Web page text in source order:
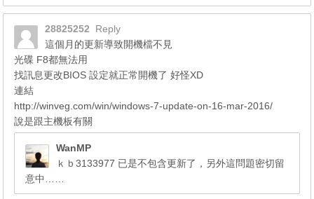
28825252
Reply
這個月的更新導致開機檔不見
光碟 F8都無法用
找訊息更改BIOS 設定就正常開機了 好怪XD
連結
http://winveg.com/win/windows-7-update-on-16-mar-2016/
說是跟主機板有關
WanMP
ｋｂ3133977 已是不包含更新了，另外這問題密切留
意中……